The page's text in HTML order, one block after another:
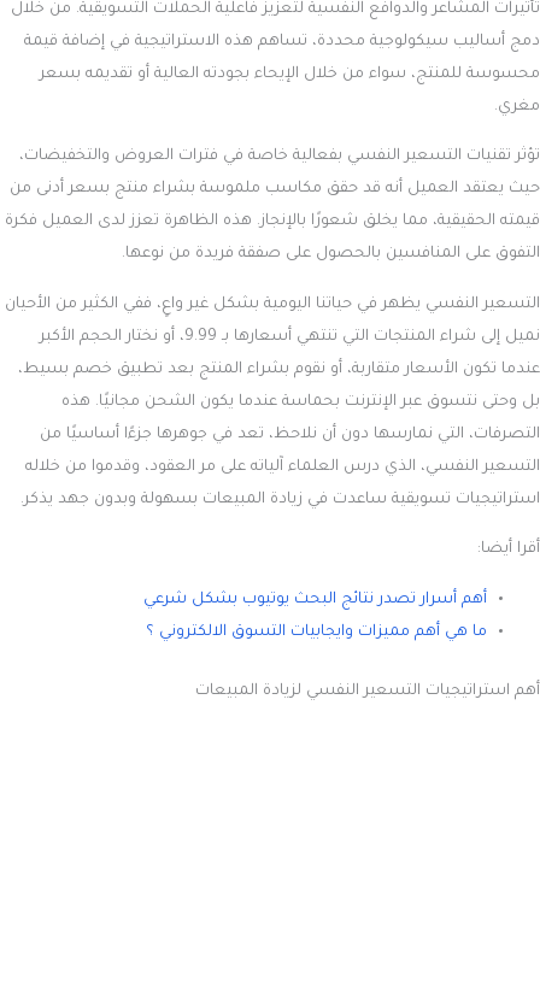
تأثيرات المشاعر والدوافع النفسية لتعزيز فاعلية الحملات التسويقية. من خلال
دمج أساليب سيكولوجية محددة، تساهم هذه الاستراتيجية في إضافة قيمة
محسوسة للمنتج، سواء من خلال الإيحاء بجودته العالية أو تقديمه بسعر
مغري.
تؤثر تقنيات التسعير النفسي بفعالية خاصة في فترات العروض والتخفيضات،
حيث يعتقد العميل أنه قد حقق مكاسب ملموسة بشراء منتج بسعر أدنى من
قيمته الحقيقية، مما يخلق شعورًا بالإنجاز. هذه الظاهرة تعزز لدى العميل فكرة
التفوق على المنافسين بالحصول على صفقة فريدة من نوعها.
التسعير النفسي يظهر في حياتنا اليومية بشكل غير واعٍ، ففي الكثير من الأحيان
نميل إلى شراء المنتجات التي تنتهي أسعارها بـ 9.99، أو نختار الحجم الأكبر
عندما تكون الأسعار متقاربة، أو نقوم بشراء المنتج بعد تطبيق خصم بسيط،
بل وحتى نتسوق عبر الإنترنت بحماسة عندما يكون الشحن مجانيًا. هذه
التصرفات، التي نمارسها دون أن نلاحظ، تعد في جوهرها جزءًا أساسيًا من
التسعير النفسي، الذي درس العلماء آلياته على مر العقود، وقدموا من خلاله
استراتيجيات تسويقية ساعدت في زيادة المبيعات بسهولة وبدون جهد يذكر.
أقرا أيضا:
أهم أسرار تصدر نتائج البحث يوتيوب بشكل شرعي
ما هي أهم مميزات وايجابيات التسوق الالكتروني ؟
أهم استراتيجيات التسعير النفسي لزيادة المبيعات